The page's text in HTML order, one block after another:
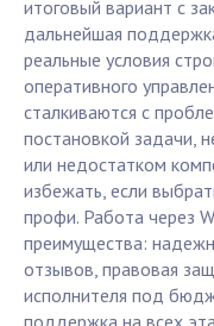
итоговый вариант с
дальнейшая
реальные условия
оперативного
сталкиваются с
постановкой задачи,
или недостатком
избежать, если
профи. Работа через
преимущества:
отзывов, правовая
исполнителя под